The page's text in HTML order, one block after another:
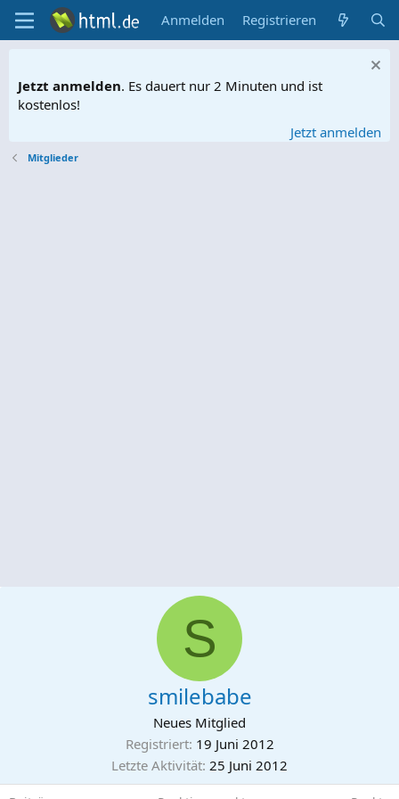
Anmelden Registrieren
Jetzt anmelden. Es dauert nur 2 Minuten und ist
kostenlos!
Jetzt anmelden
Mitglieder
S
smilebabe
Neues Mitglied
Registriert 19 Juni 2012
Letzte Aktivität 25 Juni 2012